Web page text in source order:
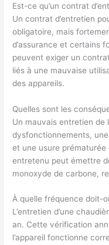
Est-ce qu’un contrat
Un contrat d’entretien
obligatoire, mais
d’assurance et certains
peuvent exiger un
liés à une mauvaise
des appareils.
Quelles sont les
Un mauvais entretien de
dysfonctionnements,
et une usure prématurée
entretenu peut émettre
monoxyde de carbone,
À quelle fréquence doit-
L’entretien d’une
an. Cette vérification
l’appareil fonctionne